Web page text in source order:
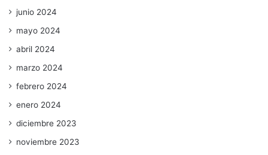
junio 2024
mayo 2024
abril 2024
marzo 2024
febrero 2024
enero 2024
diciembre 2023
noviembre 2023